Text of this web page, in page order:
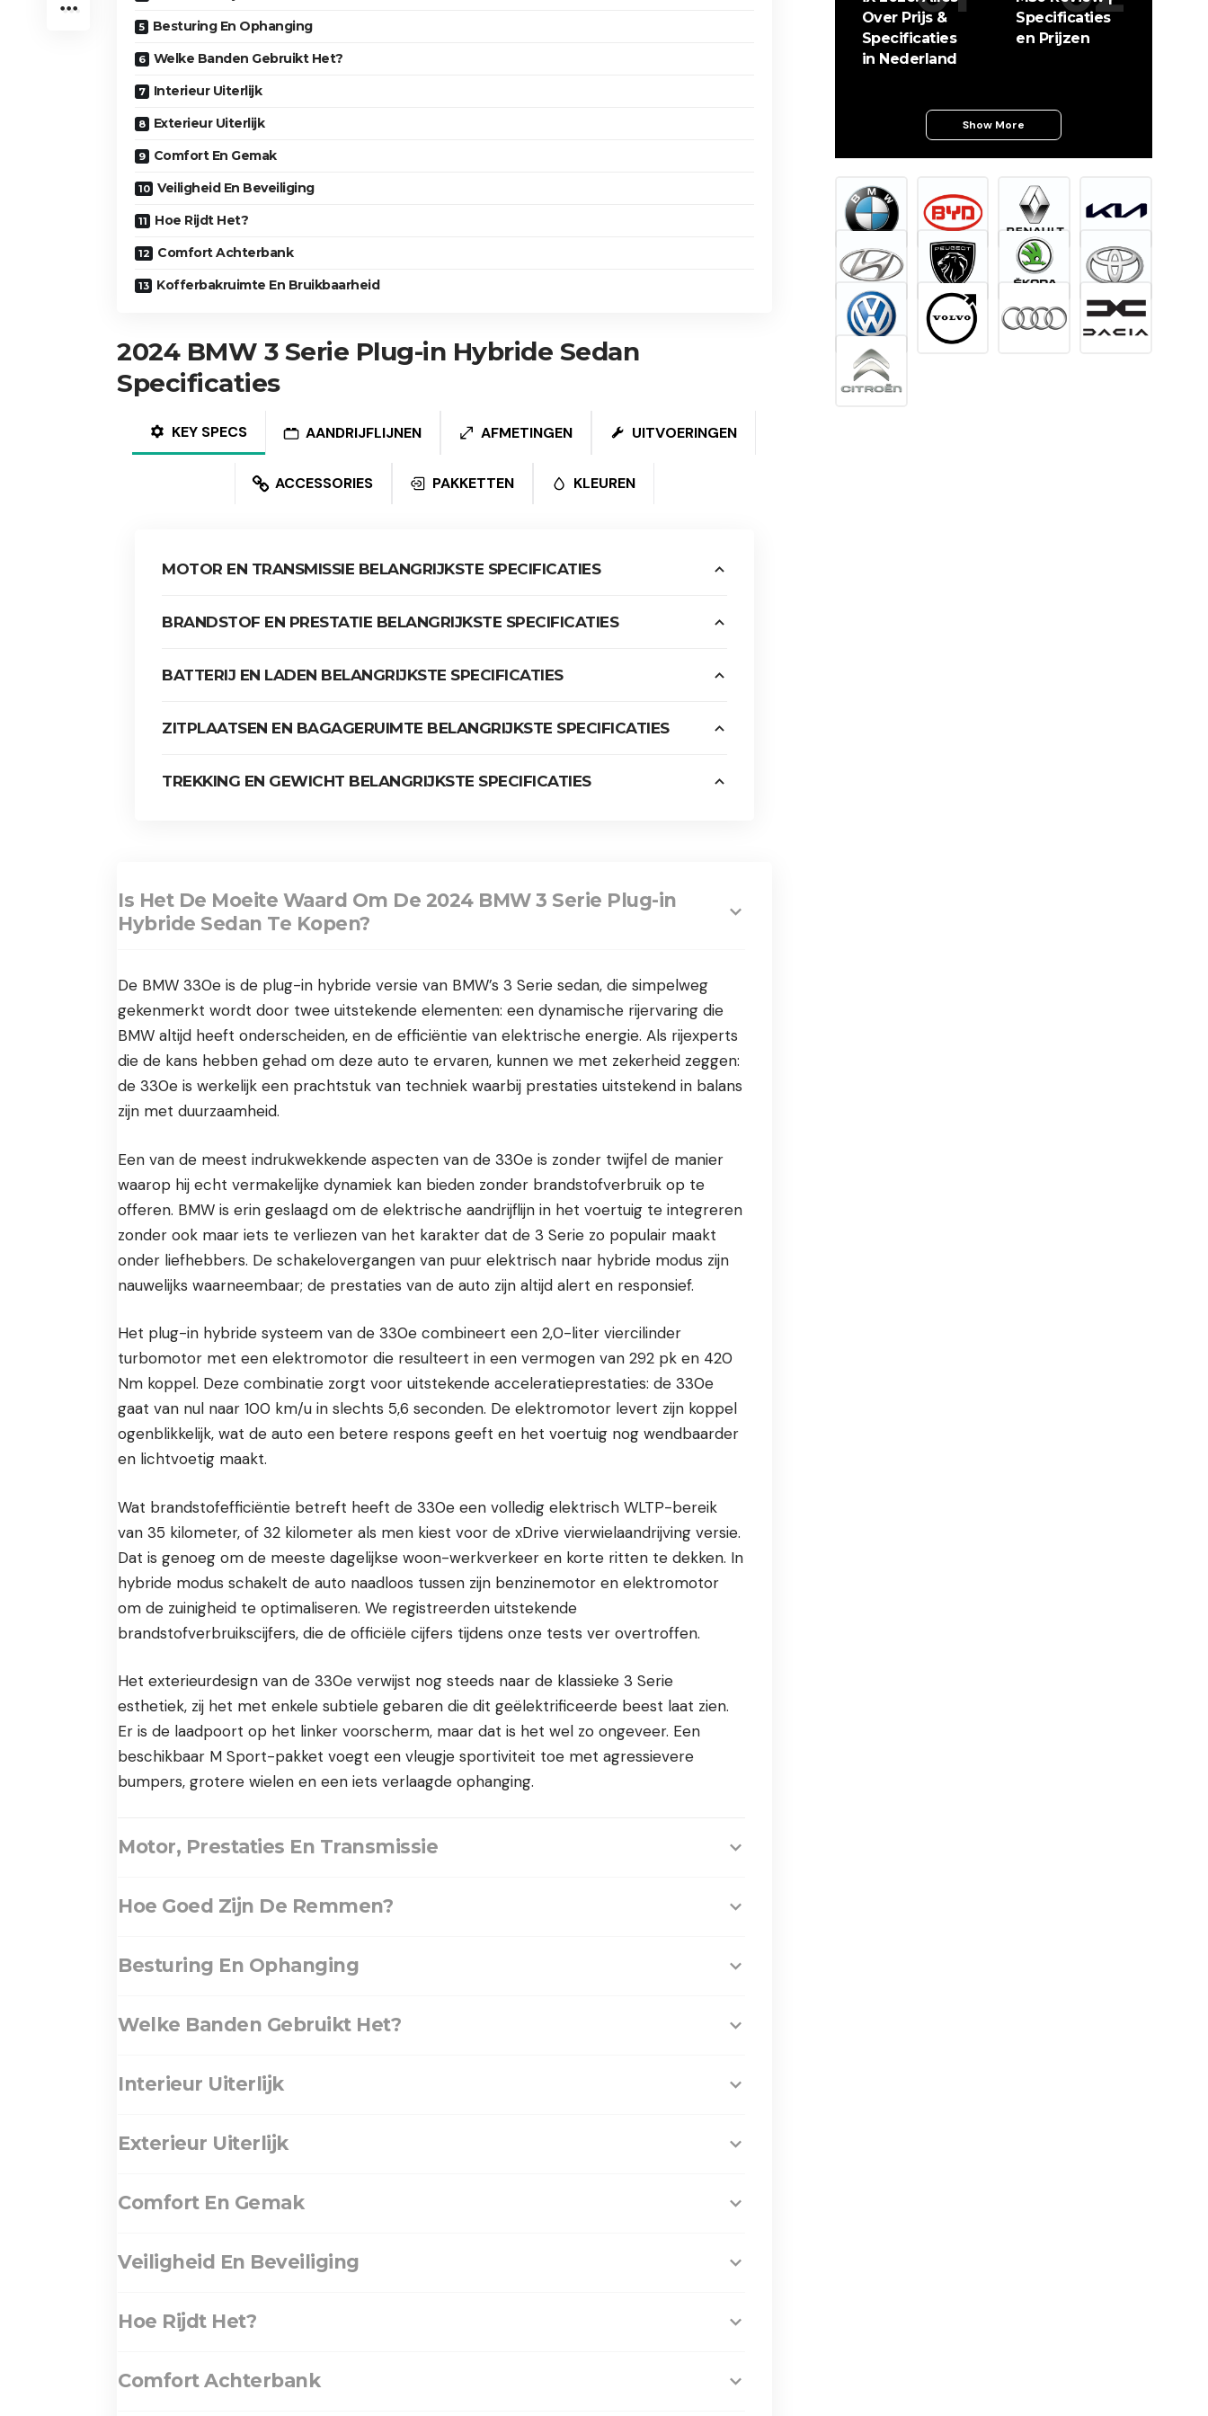
2024 BMW 3 Serie Plug-in Hybride
Besturing En Ophanging
Welke Banden Gebruikt Het?
Interieur Uiterlijk
Exterieur Uiterlijk
Comfort En Gemak
Veiligheid En Beveiliging
Hoe Rijdt Het?
Comfort Achterbank
Kofferbakruimte En Bruikbaarheid
2024 BMW 3 Serie Plug-in Hybride Sedan
Specificaties
KEY SPECS AANDRIJFLIJNEN AFMETINGEN UITVOERINGEN
ACCESSORIES PAKKETTEN KLEUREN
MOTOR EN TRANSMISSIE BELANGRIJKSTE SPECIFICATIES
BRANDSTOF EN PRESTATIE BELANGRIJKSTE SPECIFICATIES
BATTERIJ EN LADEN BELANGRIJKSTE SPECIFICATIES
ZITPLAATSEN EN BAGAGERUIMTE BELANGRIJKSTE SPECIFICATIES
TREKKING EN GEWICHT BELANGRIJKSTE SPECIFICATIES
Is Het De Moeite Waard Om De 2024 BMW 3 Serie Plug-in
Hybride Sedan Te Kopen?
De BMW 330e is de plug-in hybride versie van BMW’s 3 Serie sedan, die simpelweg
gekenmerkt wordt door twee uitstekende elementen: een dynamische rijervaring die
BMW altijd heeft onderscheiden, en de efficiëntie van elektrische energie. Als rijexperts
die de kans hebben gehad om deze auto te ervaren, kunnen we met zekerheid zeggen:
de 330e is werkelijk een prachtstuk van techniek waarbij prestaties uitstekend in balans
zijn met duurzaamheid.
Een van de meest indrukwekkende aspecten van de 330e is zonder twijfel de manier
waarop hij echt vermakelijke dynamiek kan bieden zonder brandstofverbruik op te
offeren. BMW is erin geslaagd om de elektrische aandrijflijn in het voertuig te integreren
zonder ook maar iets te verliezen van het karakter dat de 3 Serie zo populair maakt
onder liefhebbers. De schakelovergangen van puur elektrisch naar hybride modus zijn
nauwelijks waarneembaar; de prestaties van de auto zijn altijd alert en responsief.
Het plug-in hybride systeem van de 330e combineert een 2,0-liter viercilinder
turbomotor met een elektromotor die resulteert in een vermogen van 292 pk en 420
Nm koppel. Deze combinatie zorgt voor uitstekende acceleratieprestaties: de 330e
gaat van nul naar 100 km/u in slechts 5,6 seconden. De elektromotor levert zijn koppel
ogenblikkelijk, wat de auto een betere respons geeft en het voertuig nog wendbaarder
en lichtvoetig maakt.
Wat brandstofefficiëntie betreft heeft de 330e een volledig elektrisch WLTP-bereik
van 35 kilometer, of 32 kilometer als men kiest voor de xDrive vierwielaandrijving versie.
Dat is genoeg om de meeste dagelijkse woon-werkverkeer en korte ritten te dekken. In
hybride modus schakelt de auto naadloos tussen zijn benzinemotor en elektromotor
om de zuinigheid te optimaliseren. We registreerden uitstekende
brandstofverbruikscijfers, die de officiële cijfers tijdens onze tests ver overtroffen.
Het exterieurdesign van de 330e verwijst nog steeds naar de klassieke 3 Serie
esthetiek, zij het met enkele subtiele gebaren die dit geëlektrificeerde beest laat zien.
Er is de laadpoort op het linker voorscherm, maar dat is het wel zo ongeveer. Een
beschikbaar M Sport-pakket voegt een vleugje sportiviteit toe met agressievere
bumpers, grotere wielen en een iets verlaagde ophanging.
Motor, Prestaties En Transmissie
Hoe Goed Zijn De Remmen?
Besturing En Ophanging
Welke Banden Gebruikt Het?
Interieur Uiterlijk
Exterieur Uiterlijk
Comfort En Gemak
Veiligheid En Beveiliging
Hoe Rijdt Het?
Comfort Achterbank
Over Prijs &
Specificaties
in Nederland
Specificaties
en Prijzen
Show More